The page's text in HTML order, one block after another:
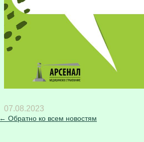
07.08.2023
← Обратно ко всем новостям